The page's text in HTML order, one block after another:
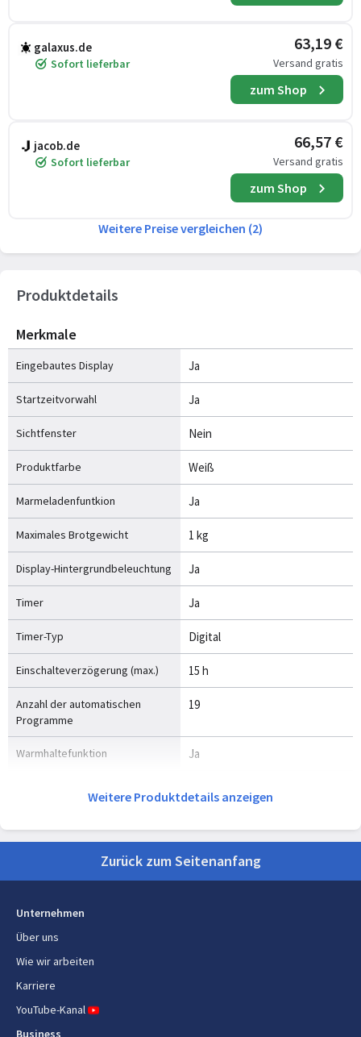
galaxus.de
Sofort lieferbar
63,19 €
Versand gratis
zum Shop
jacob.de
Sofort lieferbar
66,57 €
Versand gratis
zum Shop
Weitere Preise vergleichen (2)
Produktdetails
Merkmale
Eingebautes Display Ja
Startzeitvorwahl Ja
Sichtfenster Nein
Produktfarbe Weiß
Marmeladenfuntkion Ja
Maximales Brotgewicht 1 kg
Display-Hintergrundbeleuchtung Ja
Timer Ja
Timer-Typ Digital
Einschalteverzögerung (max.) 15 h
Anzahl der automatischen
Programme
19
Warmhaltefunktion Ja
Joghurt Macher-Programm Joghurt
Gewicht und Abmessungen
Weitere Produktdetails anzeigen
Zurück zum Seitenanfang
Unternehmen
Über uns
Wie wir arbeiten
Karriere
YouTube-Kanal
Business